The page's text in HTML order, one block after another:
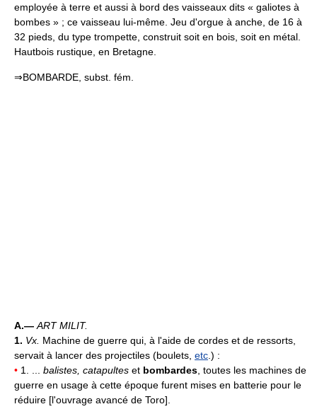
employée à terre et aussi à bord des vaisseaux dits « galiotes à
bombes » ; ce vaisseau lui-même. Jeu d'orgue à anche, de 16 à
32 pieds, du type trompette, construit soit en bois, soit en métal.
Hautbois rustique, en Bretagne.
⇒BOMBARDE, subst. fém.
A.— ART MILIT.
1. Vx. Machine de guerre qui, à l'aide de cordes et de ressorts,
servait à lancer des projectiles (boulets, etc .) :
• 1. ... balistes, catapultes et bombardes , toutes les machines de
guerre en usage à cette époque furent mises en batterie pour le
réduire [l'ouvrage avancé de Toro].